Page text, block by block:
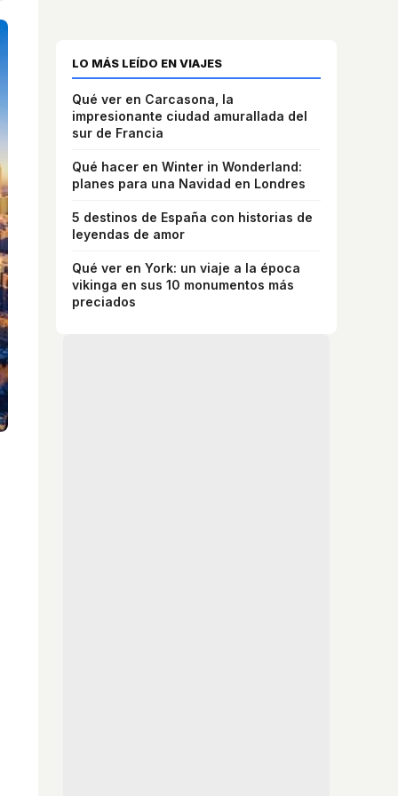
LO MÁS LEÍDO EN VIAJES
Qué ver en Carcasona, la
impresionante ciudad amurallada del
sur de Francia
Qué hacer en Winter in Wonderland:
planes para una Navidad en Londres
5 destinos de España con historias de
leyendas de amor
Qué ver en York: un viaje a la época
vikinga en sus 10 monumentos más
preciados